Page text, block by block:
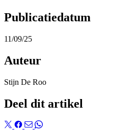
Publicatiedatum
11/09/25
Auteur
Stijn De Roo
Deel dit artikel